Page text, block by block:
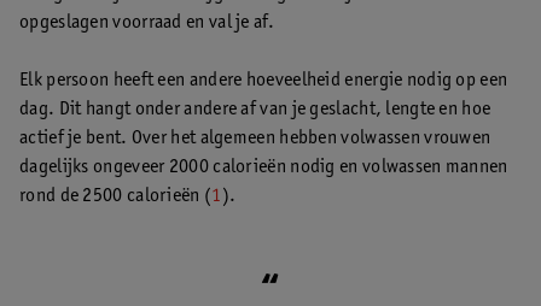
opgeslagen voorraad en val je af.
Elk persoon heeft een andere hoeveelheid energie nodig op een
dag. Dit hangt onder andere af van je geslacht, lengte en hoe
actief je bent. Over het algemeen hebben volwassen vrouwen
dagelijks ongeveer 2000 calorieën nodig en volwassen mannen
rond de 2500 calorieën (1).